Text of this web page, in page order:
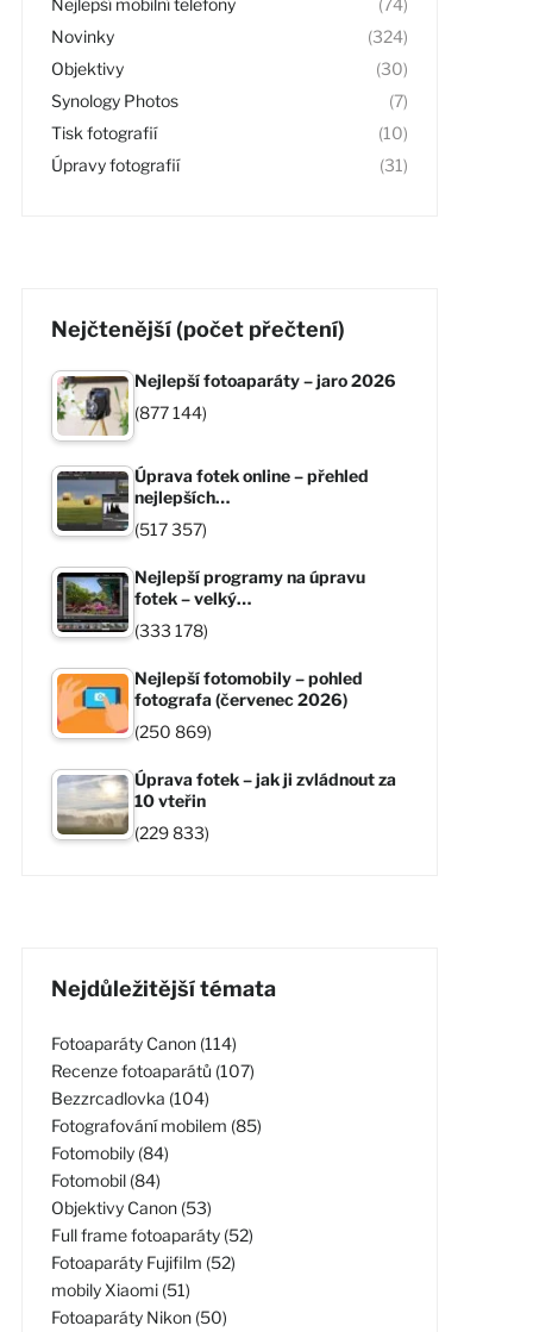
Nejlepší mobilní telefony
(74)
Novinky
(324)
Objektivy
(30)
Synology Photos
(7)
Tisk fotografií
(10)
Úpravy fotografií
(31)
Nejčtenější (počet přečtení)
Nejlepší fotoaparáty – jaro 2026
(877 144)
Úprava fotek online – přehled
nejlepších…
(517 357)
Nejlepší programy na úpravu
fotek – velký…
(333 178)
Nejlepší fotomobily – pohled
fotografa (červenec 2026)
(250 869)
Úprava fotek – jak ji zvládnout za
10 vteřin
(229 833)
Nejdůležitější témata
Fotoaparáty Canon (114)
Recenze fotoaparátů (107)
Bezzrcadlovka (104)
Fotografování mobilem (85)
Fotomobily (84)
Fotomobil (84)
Objektivy Canon (53)
Full frame fotoaparáty (52)
Fotoaparáty Fujifilm (52)
mobily Xiaomi (51)
Fotoaparáty Nikon (50)